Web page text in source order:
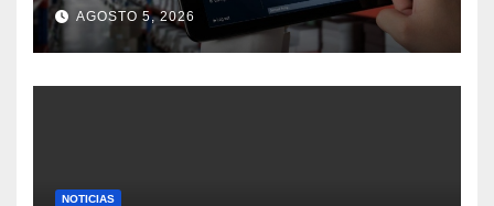
inteligentes
AGOSTO 5, 2026
NOTICIAS